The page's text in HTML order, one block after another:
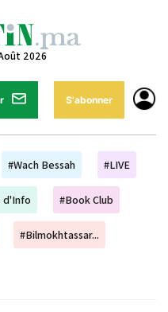
2026
S'abonner
#Wach Bessah #LIVE
d'Info #Book Club
#Bilmokhtassar...